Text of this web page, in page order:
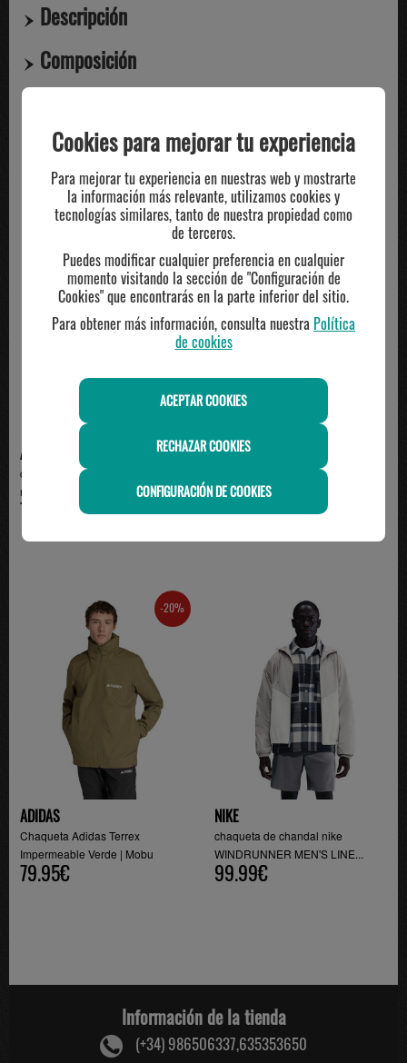
Descripción
Composición
TE PUEDE INTERESAR
ADIDAS
chaqueta adidas hombre
microfibra con capucha, ...
75.00€
ADIDAS
Parka adidas Terrex Hombre |
Impermeable y Tran...
79.95€
-20%
ADIDAS
Chaqueta Adidas Terrex
Impermeable Verde | Mobu
79.95€
NIKE
chaqueta de chandal nike
WINDRUNNER MEN'S LINE...
99.99€
Información de la tienda
(+34) 986506337,635353650
Cookies para mejorar tu experiencia
Para mejorar tu experiencia en nuestras web y mostrarte
la información más relevante, utilizamos cookies y
tecnologías similares, tanto de nuestra propiedad como
de terceros.
Puedes modificar cualquier preferencia en cualquier
momento visitando la sección de "Configuración de
Cookies" que encontrarás en la parte inferior del sitio.
Para obtener más información, consulta nuestra Política
de cookies
ACEPTAR COOKIES
RECHAZAR COOKIES
CONFIGURACIÓN DE COOKIES